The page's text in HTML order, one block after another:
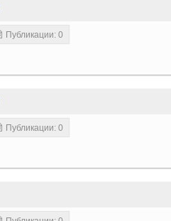
Публикации: 0
Публикации: 0